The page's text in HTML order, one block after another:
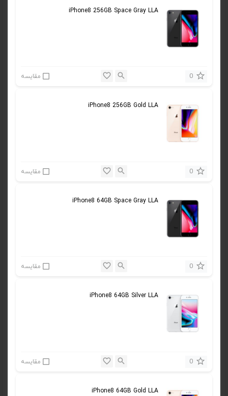
iPhone8 256GB Space Gray LLA
0 مقایسه
iPhone8 256GB Gold LLA
0 مقایسه
iPhone8 64GB Space Gray LLA
0 مقایسه
iPhone8 64GB Silver LLA
0 مقایسه
iPhone8 64GB Gold LLA